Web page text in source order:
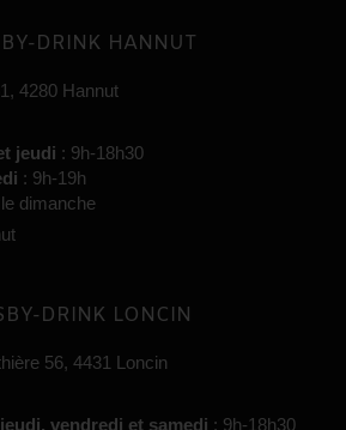
DRINK HANNUT
4280 Hannut
jeudi : 9h-18h30
: 9h-19h
dimanche
DRINK LONCIN
56, 4431 Loncin
vendredi et samedi : 9h-18h30